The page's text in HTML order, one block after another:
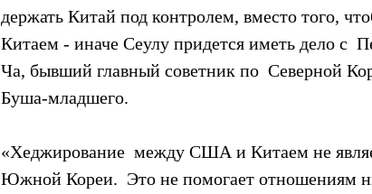
держать Китай под контролем, вместо того,
Китаем - иначе Сеулу придется иметь дело с
Ча, бывший главный советник по  Северной
Буша-младшего.
«Хеджирование  между США и Китаем не
Южной Кореи.  Это не помогает отношениям